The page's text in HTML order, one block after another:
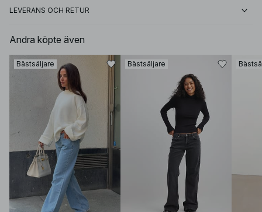
LEVERANS OCH RETUR
Andra köpte även
Bästsäljare Bästsäljare